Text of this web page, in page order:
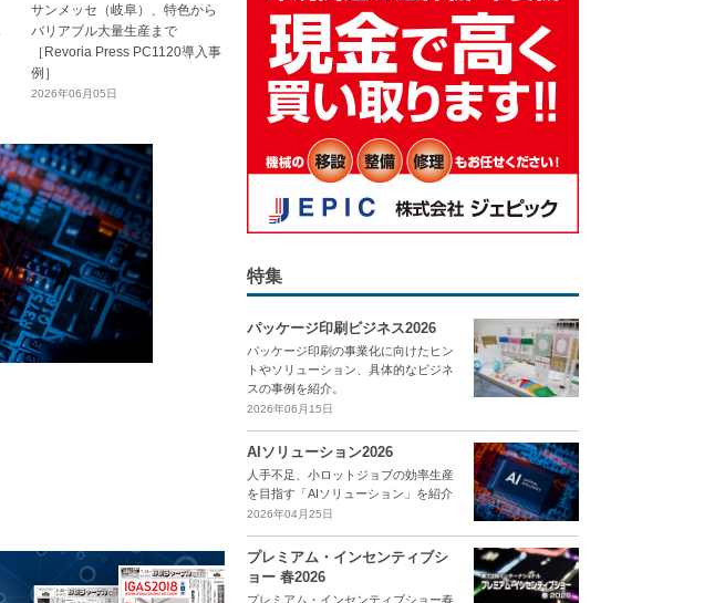
サンメッセ（岐阜）、特色から
バリアブル大量生産まで
［Revoria Press PC1120導入事
例］
2026年06月05日
特集
パッケージ印刷ビジネス2026
パッケージ印刷の事業化に向けたヒン
トやソリューション、具体的なビジネ
スの事例を紹介。
2026年06月15日
AIソリューション2026
人手不足、小ロットジョブの効率生産
を目指す「AIソリューション」を紹介
2026年04月25日
プレミアム・インセンティブシ
ョー 春2026
プレミアム・インセンティブショー春